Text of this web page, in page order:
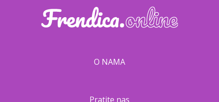
O NAMA
Pratite nas